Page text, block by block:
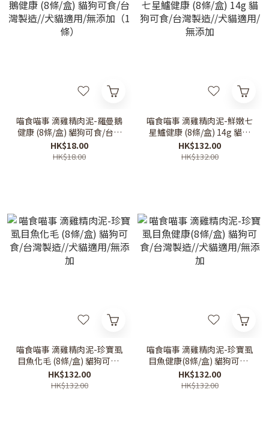
喵食喵事 滴雞精肉泥-羅曼鵝
健康 (8條/盒) 貓狗可食/台灣
製造//犬貓適用/無添加（1
條）
HK$18.00
HK$18.00
喵食喵事 滴雞精肉泥-鮮嫩七
星鱸健康 (8條/盒) 14g 貓狗
可食/台灣製造//犬貓適用/無
添加
HK$132.00
HK$132.00
喵食喵事 滴雞精肉泥-珍寶虱
目魚化毛 (8條/盒) 貓狗可食/
台灣製造//犬貓適用/無添加
HK$132.00
HK$132.00
喵食喵事 滴雞精肉泥-珍寶虱
目魚健康(8條/盒) 貓狗可食/
台灣製造//犬貓適用/無添加
HK$132.00
HK$132.00